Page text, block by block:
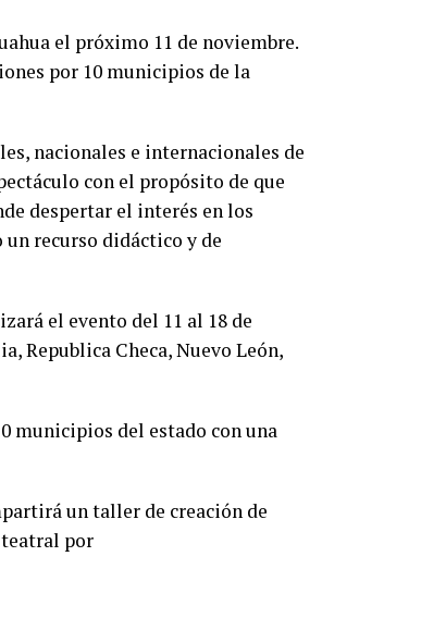
el próximo 11 de noviembre.
por 10 municipios de la
nacionales e internacionales de
con el propósito de que
despertar el interés en los
recurso didáctico y de
el evento del 11 al 18 de
Republica Checa, Nuevo León,
municipios del estado con una
un taller de creación de
por